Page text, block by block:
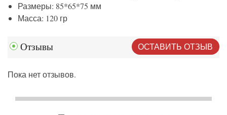
Размеры: 85*65*75 мм
Масса: 120 гр
Отзывы ОСТАВИТЬ ОТЗЫВ
Пока нет отзывов.